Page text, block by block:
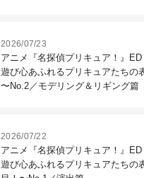
2026/07/23
アニメ『名探偵プリキュア！』ED
遊び心あふれるプリキュアたちの
〜No.2／モデリング＆リギング篇
2026/07/22
アニメ『名探偵プリキュア！』ED
遊び心あふれるプリキュアたちの